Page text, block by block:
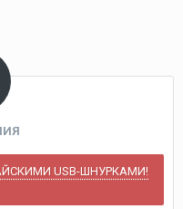
USB-ШНУРКАМИ!